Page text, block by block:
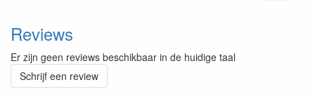
Reviews
Er zijn geen reviews beschikbaar in de huidige taal
Schrijf een review